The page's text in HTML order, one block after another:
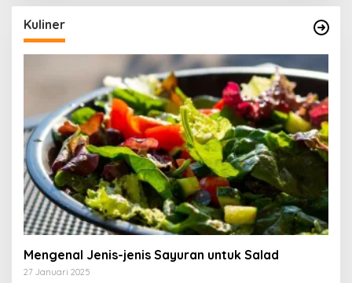
Kuliner
Mengenal Jenis-jenis Sayuran untuk Salad
27 Januari 2025